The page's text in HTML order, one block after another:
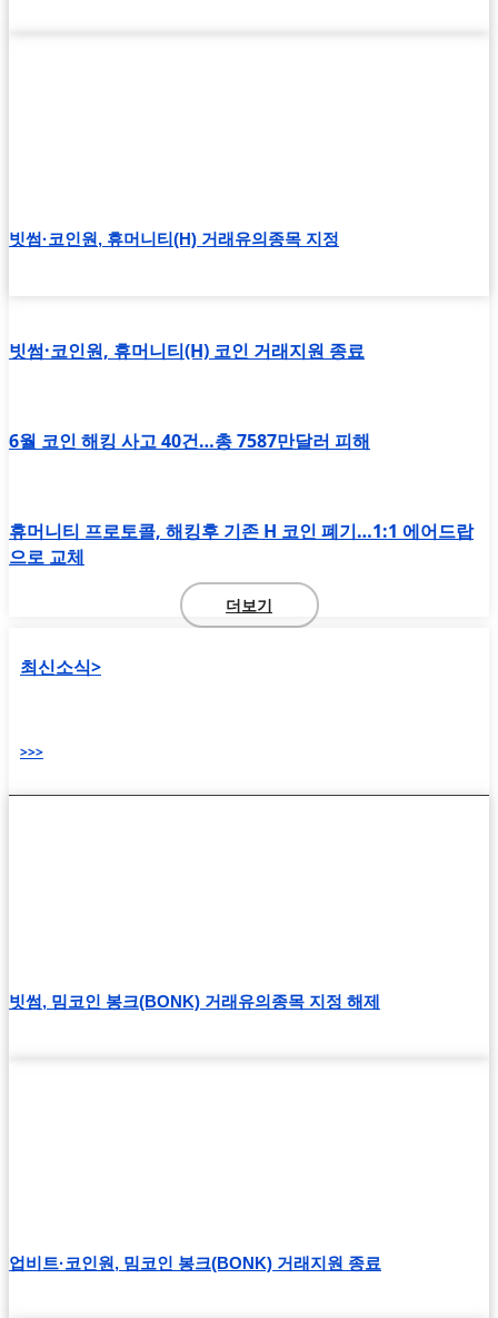
빗썸·코인원, 휴머니티(H) 거래유의종목 지정
빗썸·코인원, 휴머니티(H) 코인 거래지원 종료
6월 코인 해킹 사고 40건…총 7587만달러 피해
휴머니티 프로토콜, 해킹후 기존 H 코인 폐기…1:1 에어드랍
으로 교체
더보기
최신소식>
>>>
빗썸, 밈코인 봉크(BONK) 거래유의종목 지정 해제
업비트·코인원, 밈코인 봉크(BONK) 거래지원 종료